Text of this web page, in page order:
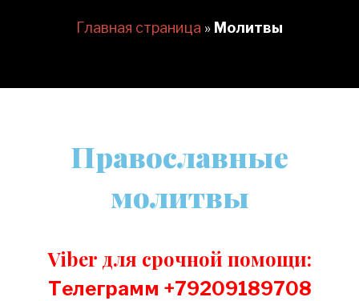
Главная страница » Молитвы
Православные
молитвы
Viber для срочной помощи:
Телеграмм +79209189708